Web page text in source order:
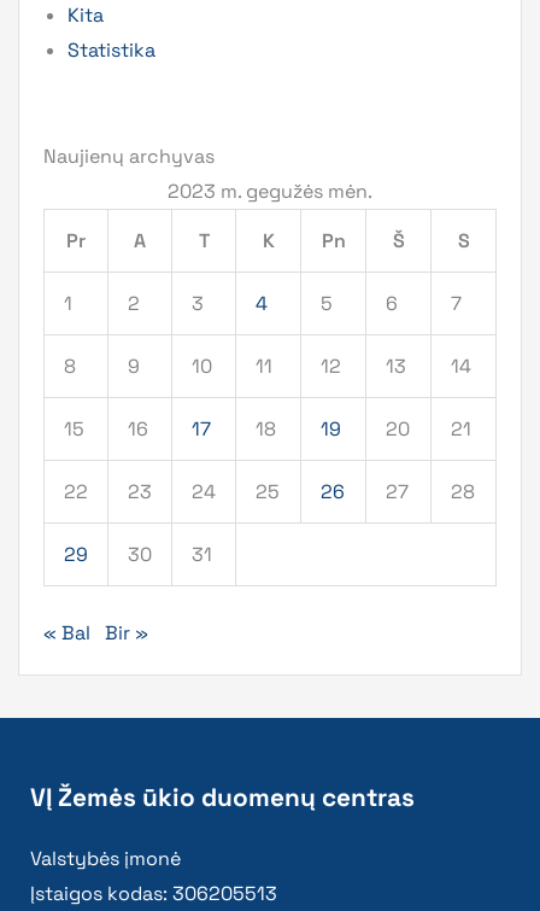
Kita
Statistika
Naujienų archyvas
2023 m. gegužės mėn.
Pr
A T K Pn Š S
1 2 3 4 5 6 7
8 9 10 11 12 13 14
15 16 17 18 19 20 21
22 23 24 25 26 27 28
29 30 31
« Bal Bir »
VĮ Žemės ūkio duomenų centras
Valstybės įmonė
Įstaigos kodas: 306205513